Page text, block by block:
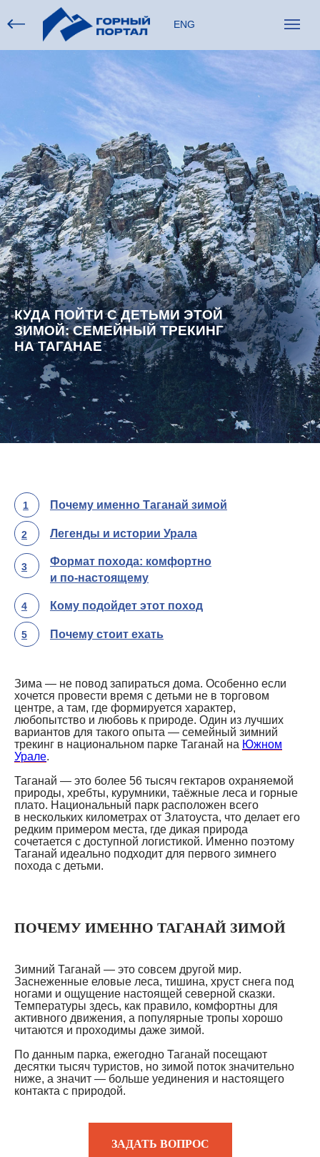
ENG
КУДА ПОЙТИ С ДЕТЬМИ ЭТОЙ
ЗИМОЙ: СЕМЕЙНЫЙ ТРЕКИНГ
НА ТАГАНАЕ
Легенды и истории Урала
Формат похода: комфортно
и по-настоящему
Кому подойдет этот поход
Почему именно Таганай зимой
1
2
3
4
Почему стоит ехать
5
Зима — не повод запираться дома. Особенно если
хочется провести время с детьми не в торговом
центре, а там, где формируется характер,
любопытство и любовь к природе. Один из лучших
вариантов для такого опыта — семейный зимний
трекинг в национальном парке Таганай на Южном
Урале.
Таганай — это более 56 тысяч гектаров охраняемой
природы, хребты, курумники, таёжные леса и горные
плато. Национальный парк расположен всего
в нескольких километрах от Златоуста, что делает его
редким примером места, где дикая природа
сочетается с доступной логистикой. Именно поэтому
Таганай идеально подходит для первого зимнего
похода с детьми.
ПОЧЕМУ ИМЕННО ТАГАНАЙ ЗИМОЙ
Зимний Таганай — это совсем другой мир.
Заснеженные еловые леса, тишина, хруст снега под
ногами и ощущение настоящей северной сказки.
Температуры здесь, как правило, комфортны для
активного движения, а популярные тропы хорошо
читаются и проходимы даже зимой.
По данным парка, ежегодно Таганай посещают
десятки тысяч туристов, но зимой поток значительно
ниже, а значит — больше уединения и настоящего
контакта с природой.
ЗАДАТЬ ВОПРОС